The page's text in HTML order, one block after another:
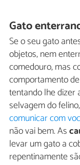
Gato
Se o seu gato
objetos, nem
comedouro, mas
comportamento
tentando lhe dizer
selvagem do
comunicar com
não vai bem. As
levar um gato a
repentinamente